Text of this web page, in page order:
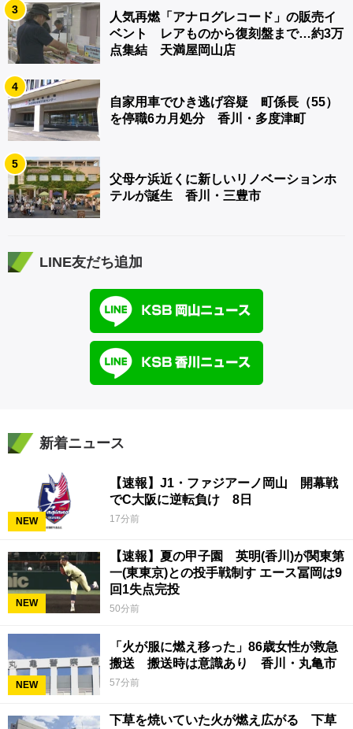
3
人気再燃「アナログレコード」の販売イ
ベント レアものから復刻盤まで…約3万
点集結 天満屋岡山店
4
自家用車でひき逃げ容疑 町係長（55）
を停職6カ月処分 香川・多度津町
5
父母ケ浜近くに新しいリノベーションホ
テルが誕生 香川・三豊市
LINE友だち追加
新着ニュース
NEW
【速報】J1・ファジアーノ岡山 開幕戦
でC大阪に逆転負け 8日
17分前
NEW
【速報】夏の甲子園 英明(香川)が関東第
一(東東京)との投手戦制す エース冨岡は9
回1失点完投
50分前
NEW
「火が服に燃え移った」86歳女性が救急
搬送 搬送時は意識あり 香川・丸亀市
57分前
下草を焼いていた火が燃え広がる 下草